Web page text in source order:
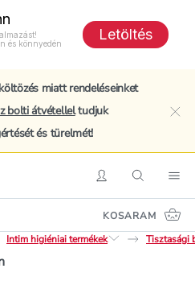
és könnyedén
Letöltés
miatt rendeléseinket
bolti átvételleltudjuk
és türelmét!
BelépésKeresés
KOSARAM
Intim higiéniai termékek Tisztasági